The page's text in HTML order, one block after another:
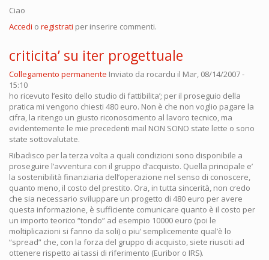
Ciao
Accedi o registrati per inserire commenti.
criticita’ su iter progettuale
Collegamento permanente Inviato da rocardu il Mar, 08/14/2007 -
15:10
ho ricevuto l’esito dello studio di fattibilita’; per il proseguio della
pratica mi vengono chiesti 480 euro. Non è che non voglio pagare la
cifra, la ritengo un giusto riconoscimento al lavoro tecnico, ma
evidentemente le mie precedenti mail NON SONO state lette o sono
state sottovalutate.
Ribadisco per la terza volta a quali condizioni sono disponibile a
proseguire l’avventura con il gruppo d’acquisto. Quella principale e’
la sostenibilità finanziaria dell’operazione nel senso di conoscere,
quanto meno, il costo del prestito. Ora, in tutta sincerità, non credo
che sia necessario sviluppare un progetto di 480 euro per avere
questa informazione, è sufficiente comunicare quanto è il costo per
un importo teorico “tondo” ad esempio 10000 euro (poi le
moltiplicazioni si fanno da soli) o piu’ semplicemente qual’è lo
“spread” che, con la forza del gruppo di acquisto, siete riusciti ad
ottenere rispetto ai tassi di riferimento (Euribor o IRS).